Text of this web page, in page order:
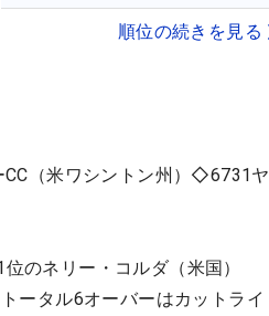
順位の続きを見る
（米ワシントン州）◇6731ヤ
のネリー・コルダ（米国）
ータル6オーバーはカットライ